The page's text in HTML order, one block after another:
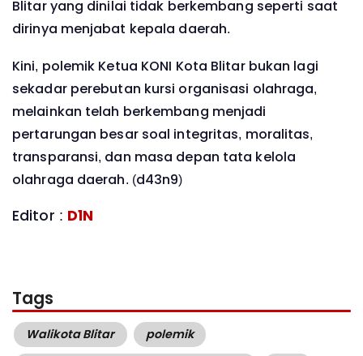
Blitar yang dinilai tidak berkembang seperti saat
dirinya menjabat kepala daerah.
Kini, polemik Ketua KONI Kota Blitar bukan lagi
sekadar perebutan kursi organisasi olahraga,
melainkan telah berkembang menjadi
pertarungan besar soal integritas, moralitas,
transparansi, dan masa depan tata kelola
olahraga daerah. (d43n9)
Editor : D1N
Tags
Walikota Blitar polemik